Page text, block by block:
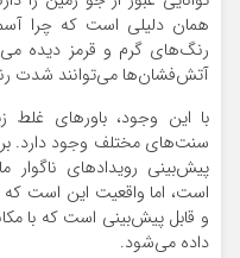
همان دلیلی است که چرا
رنگ‌های گرم و قرمز دیده
آتش‌فشان‌ها می‌توانند شدت
با این وجود، باورهای غلط
سنت‌های مختلف وجود دارد.
پیش‌بینی رویدادهای
است، اما واقعیت این است که
و قابل پیش‌بینی است که با
داده می‌شود.